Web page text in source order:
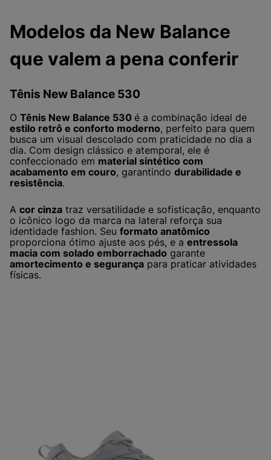
Modelos da New Balance
que valem a pena conferir
Tênis New Balance 530
O Tênis New Balance 530 é a combinação ideal de
estilo retrô e conforto moderno, perfeito para quem
busca um visual descolado com praticidade no dia a
dia. Com design clássico e atemporal, ele é
confeccionado em material sintético com
acabamento em couro, garantindo durabilidade e
resistência.
A cor cinza traz versatilidade e sofisticação, enquanto
o icônico logo da marca na lateral reforça sua
identidade fashion. Seu formato anatômico
proporciona ótimo ajuste aos pés, e a entressola
macia com solado emborrachado garante
amortecimento e segurança para praticar atividades
físicas.